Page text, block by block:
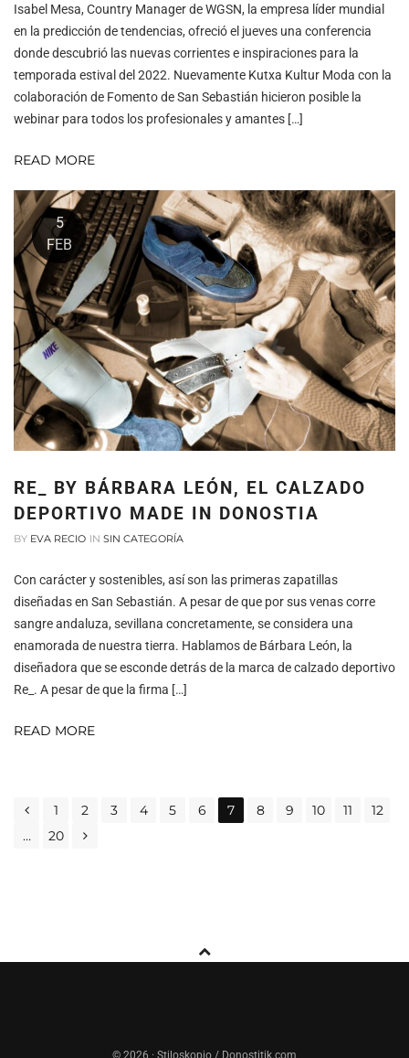
Isabel Mesa, Country Manager de WGSN, la empresa líder mundial
en la predicción de tendencias, ofreció el jueves una conferencia
donde descubrió las nuevas corrientes e inspiraciones para la
temporada estival del 2022. Nuevamente Kutxa Kultur Moda con la
colaboración de Fomento de San Sebastián hicieron posible la
webinar para todos los profesionales y amantes […]
READ MORE
5
FEB
RE_ BY BÁRBARA LEÓN, EL CALZADO
DEPORTIVO MADE IN DONOSTIA
BY EVA RECIO IN SIN CATEGORÍA
Con carácter y sostenibles, así son las primeras zapatillas
diseñadas en San Sebastián. A pesar de que por sus venas corre
sangre andaluza, sevillana concretamente, se considera una
enamorada de nuestra tierra. Hablamos de Bárbara León, la
diseñadora que se esconde detrás de la marca de calzado deportivo
Re_. A pesar de que la firma […]
READ MORE
NAVIGATION
1 2 3 4 5 6 7 8 9 10 11
12
…
20
© 2026 · Stiloskopio / Donostitik.com